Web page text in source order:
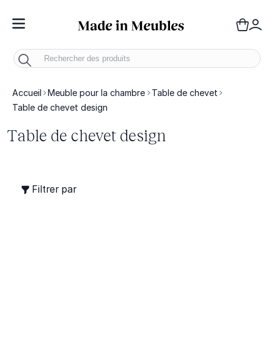
Toggle Nav
Accueil Meuble pour la chambre
Table de chevet
Table de chevet design
Table de chevet design
Filtrer par